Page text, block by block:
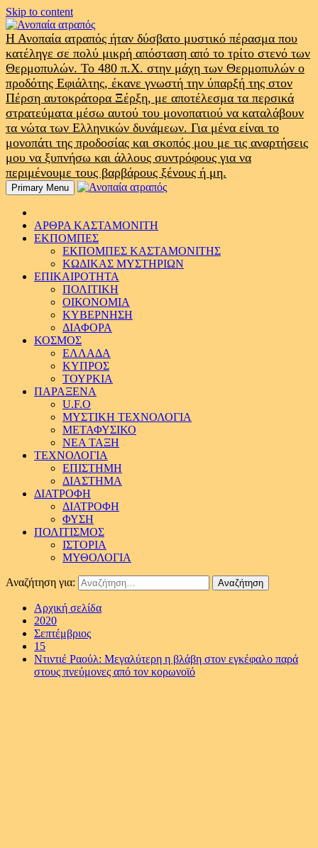
Skip to content
Η Ανοπαία ατραπός ήταν δύσβατο μυστικό πέρασμα που
κατέληγε σε πολύ μικρή απόσταση από το τρίτο στενό των
Θερμοπυλών. Το 480 π.Χ. στην μάχη των Θερμοπυλών ο
προδότης Εφιάλτης, έκανε γνωστή την ύπαρξή της στον
Πέρση αυτοκράτορα Ξέρξη, με αποτέλεσμα τα περσικά
στρατεύματα μέσω αυτού του μονοπατιού να καταλάβουν
τα νώτα των Ελληνικών δυνάμεων. Για μένα είναι το
μονοπάτι της προδοσίας και σκοπός μου με τις αναρτήσεις
μου να ξυπνήσω και άλλους συντρόφους για να
περιμένουμε τους βαρβάρους ξένους ή μη.
Primary Menu
ΑΡΘΡΑ ΚΑΣΤΑΜΟΝΙΤΗ
ΕΚΠΟΜΠΕΣ
ΕΚΠΟΜΠΕΣ ΚΑΣΤΑΜΟΝΙΤΗΣ
ΚΩΔΙΚΑΣ ΜΥΣΤΗΡΙΩΝ
ΕΠΙΚΑΙΡΟΤΗΤΑ
ΠΟΛΙΤΙΚΗ
ΟΙΚΟΝΟΜΙΑ
ΚΥΒΕΡΝΗΣΗ
ΔΙΑΦΟΡΑ
ΚΟΣΜΟΣ
ΕΛΛΑΔΑ
ΚΥΠΡΟΣ
ΤΟΥΡΚΙΑ
ΠΑΡΑΞΕΝΑ
U.F.O
ΜΥΣΤΙΚΗ ΤΕΧΝΟΛΟΓΙΑ
ΜΕΤΑΦΥΣΙΚΟ
ΝΕΑ ΤΑΞΗ
ΤΕΧΝΟΛΟΓΙΑ
ΕΠΙΣΤΗΜΗ
ΔΙΑΣΤΗΜΑ
ΔΙΑΤΡΟΦΗ
ΔΙΑΤΡΟΦΗ
ΦΥΣΗ
ΠΟΛΙΤΙΣΜΟΣ
ΙΣΤΟΡΙΑ
ΜΥΘΟΛΟΓΙΑ
Αναζήτηση για:
Αρχική σελίδα
2020
Σεπτέμβριος
15
Ντιντιέ Ραούλ: Μεγαλύτερη η βλάβη στον εγκέφαλο παρά
στους πνεύμονες από τον κορωνοϊό